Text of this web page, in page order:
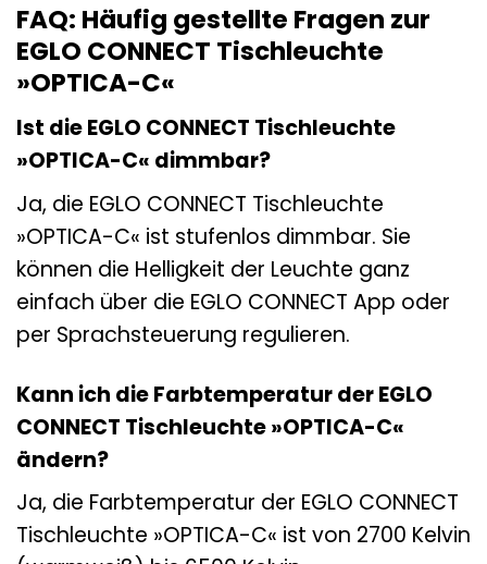
FAQ: Häufig gestellte Fragen zur
EGLO CONNECT Tischleuchte
»OPTICA-C«
Ist die EGLO CONNECT Tischleuchte
»OPTICA-C« dimmbar?
Ja, die EGLO CONNECT Tischleuchte
»OPTICA-C« ist stufenlos dimmbar. Sie
können die Helligkeit der Leuchte ganz
einfach über die EGLO CONNECT App oder
per Sprachsteuerung regulieren.
Kann ich die Farbtemperatur der EGLO
CONNECT Tischleuchte »OPTICA-C«
ändern?
Ja, die Farbtemperatur der EGLO CONNECT
Tischleuchte »OPTICA-C« ist von 2700 Kelvin